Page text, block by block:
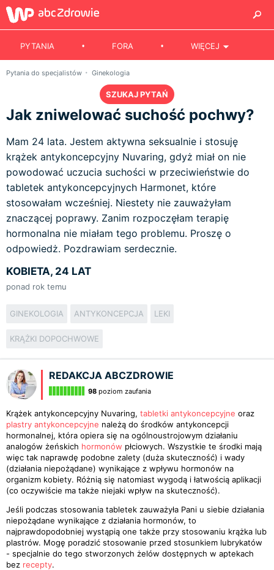
PYTANIA FORA WIĘCEJ
Pytania do specjalistów Ginekologia
SZUKAJ PYTAŃ
Jak zniwelować suchość pochwy?
Mam 24 lata. Jestem aktywna seksualnie i stosuję
krążek antykoncepcyjny Nuvaring, gdyż miał on nie
powodować uczucia suchości w przeciwieństwie do
tabletek antykoncepcyjnych Harmonet, które
stosowałam wcześniej. Niestety nie zauważyłam
znaczącej poprawy. Zanim rozpoczęłam terapię
hormonalna nie miałam tego problemu. Proszę o
odpowiedż. Pozdrawiam serdecznie.
KOBIETA, 24 LAT
ponad rok temu
GINEKOLOGIA ANTYKONCEPCJA LEKI
KRĄŻKI DOPOCHWOWE
REDAKCJA ABCZDROWIE
98 poziom zaufania
Krążek antykoncepcyjny Nuvaring, tabletki antykoncepcyjne oraz
plastry antykoncepcyjne należą do środków antykoncepcji
hormonalnej, która opiera się na ogólnoustrojowym działaniu
analogów żeńskich hormonów płciowych. Wszystkie te środki mają
więc tak naprawdę podobne zalety (duża skuteczność) i wady
(działania niepożądane) wynikające z wpływu hormonów na
organizm kobiety. Różnią się natomiast wygodą i łatwością aplikacji
(co oczywiście ma także niejaki wpływ na skuteczność).
Jeśli podczas stosowania tabletek zauważyła Pani u siebie działania
niepożądane wynikające z działania hormonów, to
najprawdopodobniej wystąpią one także przy stosowaniu krążka lub
plastrów. Mogę poradzić stosowanie przed stosunkiem lubrykatów
- specjalnie do tego stworzonych żelów dostępnych w aptekach
bez recepty.